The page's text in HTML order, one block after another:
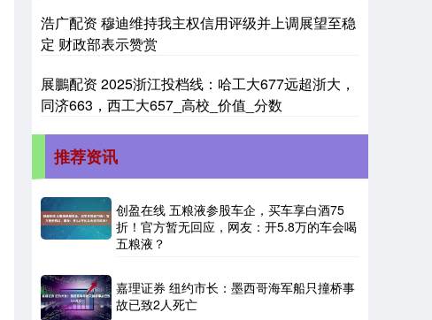
浩广配资 穆迪维持我主权信用评级并上调展望至稳
定 财政部表示赞赏
展鵬配资 2025浙江投档线：哈工大677远超浙大，
同济663，西工大657_高校_价值_分数
推荐资讯
创盈在线 五粮液参股车企，买车享白酒75
折！官方暂无回应，网友：开5.8万的车会喝
五粮液？
嘉理证券 纽约市长：墨西哥海军船只撞桥事
故已致2人死亡